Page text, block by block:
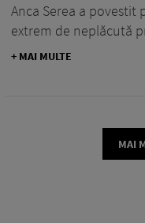
Anca Serea a povestit
extrem de neplăcută
+ MAI MULTE
MAI